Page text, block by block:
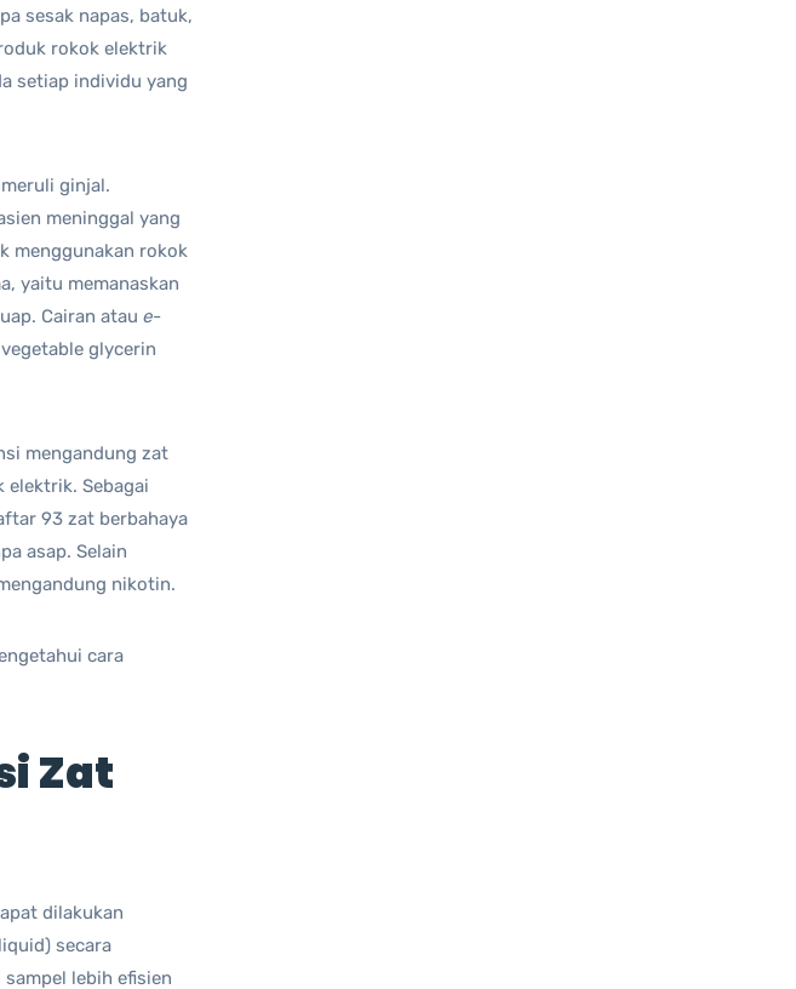
sesak napas, batuk,
rokok elektrik
setiap individu yang
ginjal.
meninggal yang
menggunakan rokok
yaitu memanaskan
Cairan atau e-
glycerin
mengandung zat
elektrik. Sebagai
93 zat berbahaya
asap. Selain
nikotin.
cara
Zat
dilakukan
secara
lebih efisien